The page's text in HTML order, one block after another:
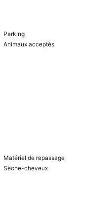
Parking
Animaux acceptés
Matériel de repassage
Sèche-cheveux